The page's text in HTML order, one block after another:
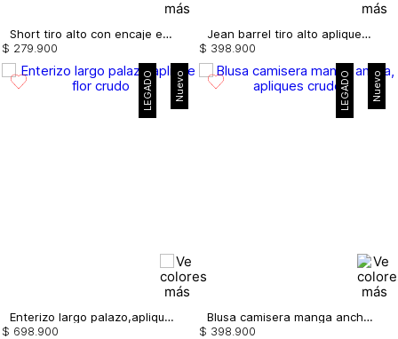
Short tiro alto con encaje en costado
$ 279 900
Jean barrel tiro alto aplique flor
$ 398 900
Nuevo
LEGADO
Enterizo largo palazo,aplique flor
$ 698 900
Nuevo
LEGADO
Blusa camisera manga ancha, apliques
$ 398 900